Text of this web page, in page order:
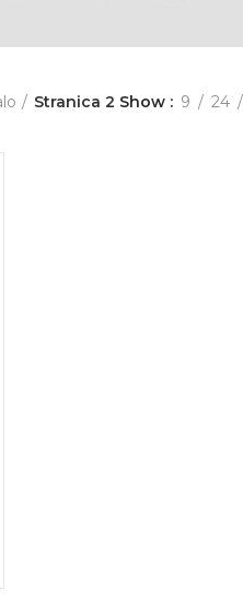
Stranica 2 Show 9 24